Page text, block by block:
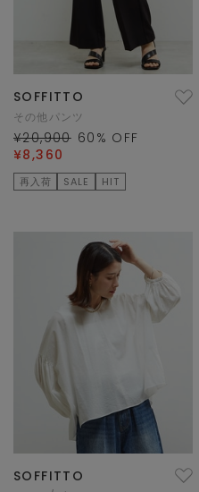
SOFFITTO
その他パンツ
¥20,900 60 % OFF
¥8,360
再入荷 SALE HIT
SOFFITTO